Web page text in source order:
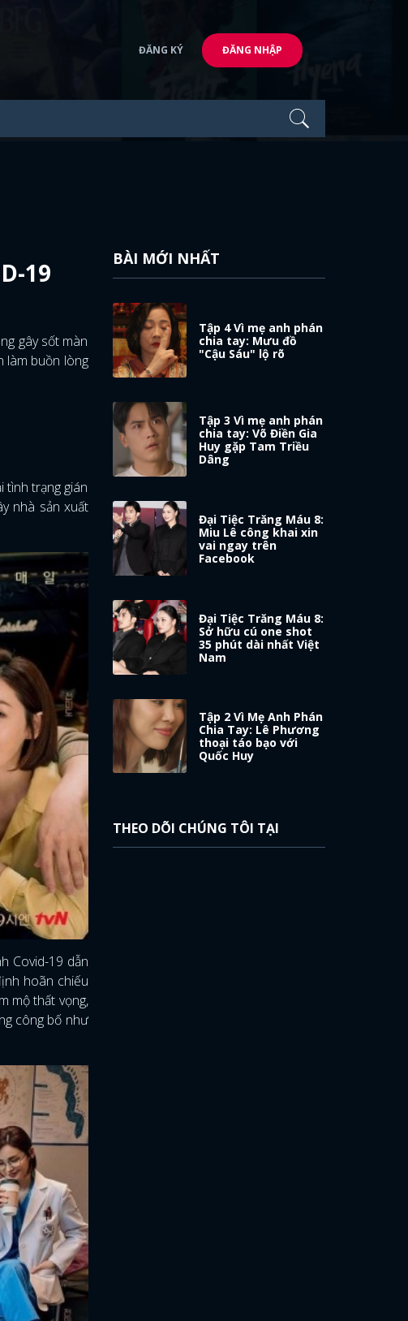
ĐĂNG KÝ ĐĂNG NHẬP
19
gây sốt màn
làm buồn lòng
tình trạng gián
nhà sản xuất
Covid-19 dẫn
hoãn chiếu
mộ thất vọng,
công bố như
BÀI MỚI NHẤT
Tập 4 Vì mẹ anh phán
chia tay: Mưu đồ
"Cậu Sáu" lộ rõ
Tập 3 Vì mẹ anh phán
chia tay: Võ Điền Gia
Huy gặp Tam Triều
Dâng
Đại Tiệc Trăng Máu 8:
Miu Lê công khai xin
vai ngay trên
Facebook
Đại Tiệc Trăng Máu 8:
Sở hữu cú one shot
35 phút dài nhất Việt
Nam
Tập 2 Vì Mẹ Anh Phán
Chia Tay: Lê Phương
thoại táo bạo với
Quốc Huy
THEO DÕI CHÚNG TÔI TẠI